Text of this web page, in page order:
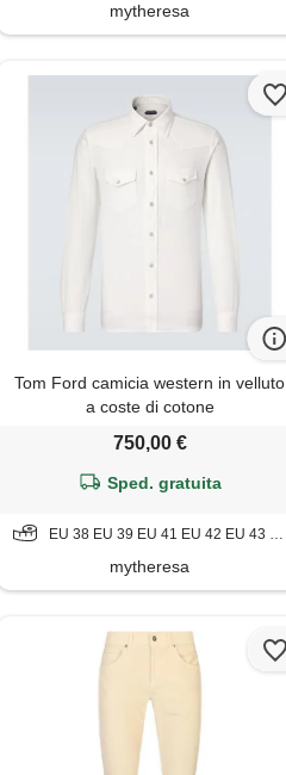
mytheresa
Tom Ford camicia western in velluto
a coste di cotone
750,00 €
Sped. gratuita
EU 38 EU 39 EU 41 EU 42 EU 43 EU 44
mytheresa